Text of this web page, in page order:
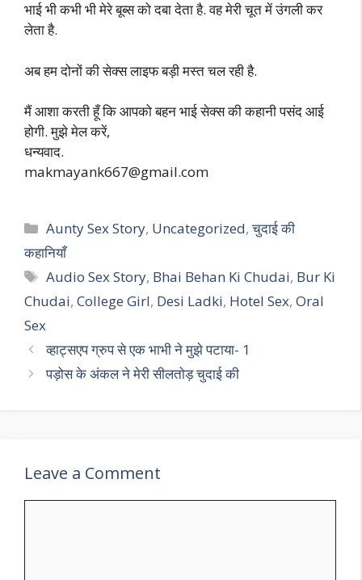
भाई भी कभी भी मेरे बूब्स को दबा देता है. वह मेरी चूत में उंगली कर
लेता है.
अब हम दोनों की सेक्स लाइफ बड़ी मस्त चल रही है.
मैं आशा करती हूँ कि आपको बहन भाई सेक्स की कहानी पसंद आई
होगी. मुझे मेल करें,
धन्यवाद.
makmayank667@gmail.com
Categories
Aunty Sex Story, Uncategorized,चुदाई की
कहानियाँ
Tags
Audio Sex Story, Bhai Behan Ki Chudai, Bur Ki
Chudai, College Girl, Desi Ladki, Hotel Sex, Oral
Sex
व्हाट्सएप ग्रुप से एक भाभी ने मुझे पटाया- 1
पड़ोस के अंकल ने मेरी सीलतोड़ चुदाई की
Leave a Comment